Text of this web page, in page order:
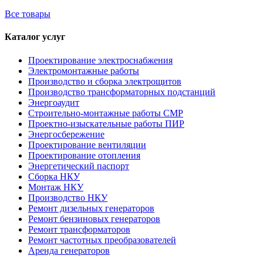
Все товары
Каталог услуг
Проектирование электроснабжения
Электромонтажные работы
Производство и сборка электрощитов
Производство трансформаторных подстанций
Энергоаудит
Строительно-монтажные работы СМР
Проектно-изыскательные работы ПИР
Энергосбережение
Проектирование вентиляции
Проектирование отопления
Энергетический паспорт
Сборка НКУ
Монтаж НКУ
Производство НКУ
Ремонт дизельных генераторов
Ремонт бензиновых генераторов
Ремонт трансформаторов
Ремонт частотных преобразователей
Аренда генераторов